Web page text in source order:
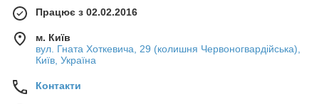
Працює з 02.02.2016
м. Київ
вул. Гната Хоткевича, 29 (колишня Червоногвардійська),
Київ, Україна
Контакти